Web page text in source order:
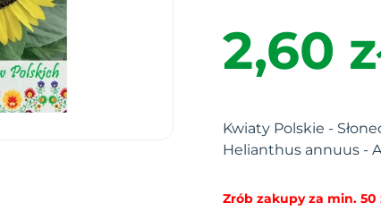
2,60
Kwiaty Polskie -
Helianthus annuus -
Zrób zakupy za min. 50